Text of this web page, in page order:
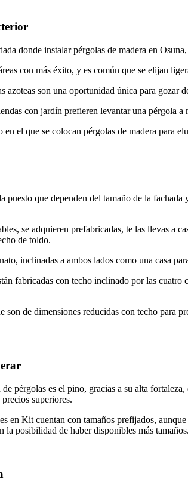
donde instalar pérgolas de madera en
con más éxito, y es común que se elijan
azoteas son una oportunidad única para gozar
con jardín prefieren levantar una pérgola
en el que se colocan pérgolas de madera para
puesto que dependen del tamaño de la
se adquieren prefabricadas, te las llevas a
de toldo.
inclinadas a ambos lados como una casa
fabricadas con techo inclinado por las
son de dimensiones reducidas con techo
pérgolas es el pino, gracias a su alta
superiores.
en Kit cuentan con tamaños prefijados,
posibilidad de haber disponibles más tamaños.